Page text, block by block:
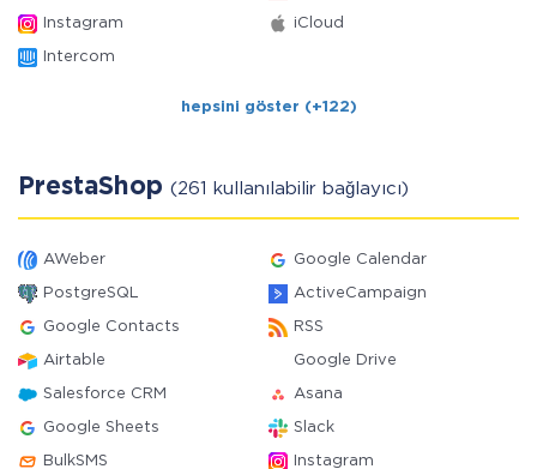
Instagram iCloud
Intercom
hepsini göster (+122)
PrestaShop (261 kullanılabilir bağlayıcı)
AWeber Google Calendar
PostgreSQL ActiveCampaign
Google Contacts RSS
Airtable Google Drive
Salesforce CRM Asana
Google Sheets Slack
BulkSMS Instagram